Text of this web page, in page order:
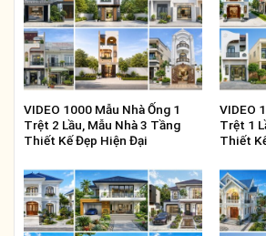
VIDEO 1000 Mẫu Nhà Ống 1
Trệt 2 Lầu, Mẫu Nhà 3 Tầng
Thiết Kế Đẹp Hiện Đại
VIDEO
Trệt 1
Thiết